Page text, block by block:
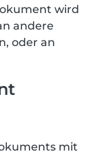
wird
andere
oder an
mit